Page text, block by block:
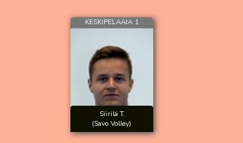
KESKIPELAAJA 1
Siirilä T.
(Savo Volley)